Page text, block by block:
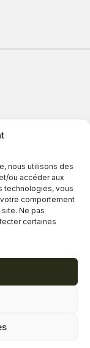
nous utilisons des
ou accéder aux
technologies, vous
comportement
Ne pas
certaines
9h00 à 17h30
9h00 à 20h00
9h00 à 18h00
11h00 à 16h30